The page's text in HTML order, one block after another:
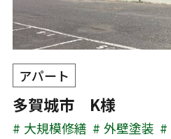
アパート
多賀城市 K様
大規模修繕 外壁塗装